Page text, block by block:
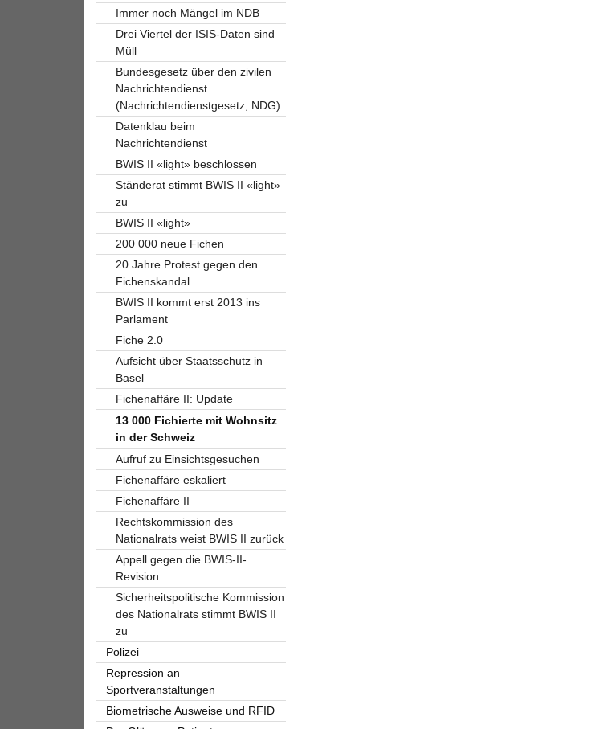
Immer noch Mängel im NDB
Drei Viertel der ISIS-Daten sind
Müll
Bundesgesetz über den zivilen
Nachrichtendienst
(Nachrichtendienstgesetz; NDG)
Datenklau beim
Nachrichtendienst
BWIS II «light» beschlossen
Ständerat stimmt BWIS II «light»
zu
BWIS II «light»
200 000 neue Fichen
20 Jahre Protest gegen den
Fichenskandal
BWIS II kommt erst 2013 ins
Parlament
Fiche 2.0
Aufsicht über Staatsschutz in
Basel
Fichenaffäre II: Update
13 000 Fichierte mit Wohnsitz
in der Schweiz
Aufruf zu Einsichtsgesuchen
Fichenaffäre eskaliert
Fichenaffäre II
Rechtskommission des
Nationalrats weist BWIS II zurück
Appell gegen die BWIS-II-
Revision
Sicherheitspolitische Kommission
des Nationalrats stimmt BWIS II
zu
Polizei
Repression an
Sportveranstaltungen
Biometrische Ausweise und RFID